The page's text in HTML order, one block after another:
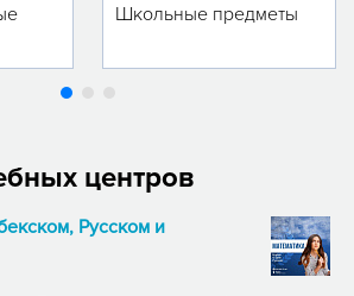
Школьные предметы
центров
Русском и